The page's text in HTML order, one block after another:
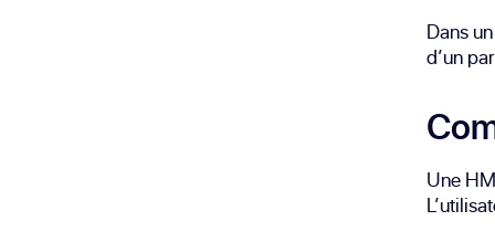
Dans
d’un
Une